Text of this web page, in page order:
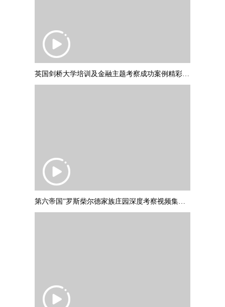
英国剑桥大学培训及金融主题考察成功案例精彩集锦 PART2
第六帝国”罗斯柴尔德家族庄园深度考察视频集锦，并与罗斯柴尔德爵士